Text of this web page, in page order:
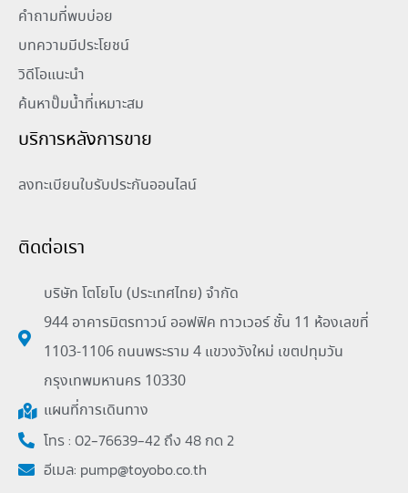
คำถามที่พบบ่อย
บทความมีประโยชน์
วิดีโอแนะนำ
ค้นหาปั๊มน้ำที่เหมาะสม
บริการหลังการขาย
ลงทะเบียนใบรับประกันออนไลน์
ติดต่อเรา
บริษัท โตโยโบ (ประเทศไทย) จำกัด
944 อาคารมิตรทาวน์ ออฟฟิค ทาวเวอร์ ชั้น 11 ห้องเลขที่
1103-1106 ถนนพระราม 4 แขวงวังใหม่ เขตปทุมวัน
กรุงเทพมหานคร 10330
แผนที่การเดินทาง
โทร : 02-76639-42 ถึง 48 กด 2
อีเมล: pump@toyobo.co.th